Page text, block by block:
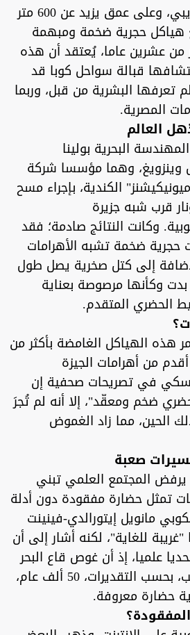
في أعماق البحر الكاريبي، وعلى عمق يزيد عن 600 متر
هياكل حجرية ضخمة ومبهمة
من عشرين عاما، يُعتقد أن هذه
قبالة سواحل كوبا قد
تعرفها البشرية من قبل، وربما
المصرية.
العالم
قامت المهندسة البحرية بولينا
وينزويغ، وهما مؤسسا شركة
الكندية، بإجراء مسح
قرب شبه جزيرة
وكانت النتائج صادمة؛ فقد
حجرية ضخمة تشبه الأهرامات
إلى كتل صخرية يصل طول
10 أقدام بدت وكأنها مرصوصة بعناية
الحضري المتقدم.
هذه الهياكل الغامضة بأكثر من
أقدم من أهرامات الجيزة
في تصريحات صحفية إن
ضخم ومعقّد"، إلا أنه لم تُجرَ
الحين، مما زاد الغموض
صعبة
يرفض المجتمع العلمي تبني
تمثل حضارة مفقودة دون أدلة
مانويل إيتورالدي-فينينت
للغاية"، لكنه أشار إلى أن
علميا، إذ أن غوص قاع البحر
إلى هذا العمق يتطلب، بحسب التقديرات، 50 ألف عام،
حضارة معروفة.